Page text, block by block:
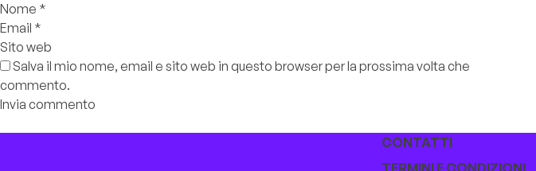
Nome *
Email *
Sito web
Salva il mio nome, email e sito web in questo browser per la prossima volta che
commento.
CONTATTI
TERMINI E CONDIZIONI